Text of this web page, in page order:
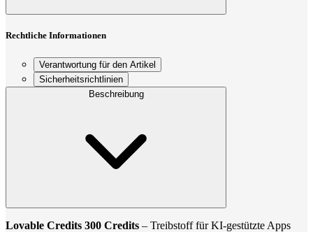
Rechtliche Informationen
Verantwortung für den Artikel
Sicherheitsrichtlinien
Beschreibung
Lovable Credits 300 Credits – Treibstoff für KI-gestützte Apps